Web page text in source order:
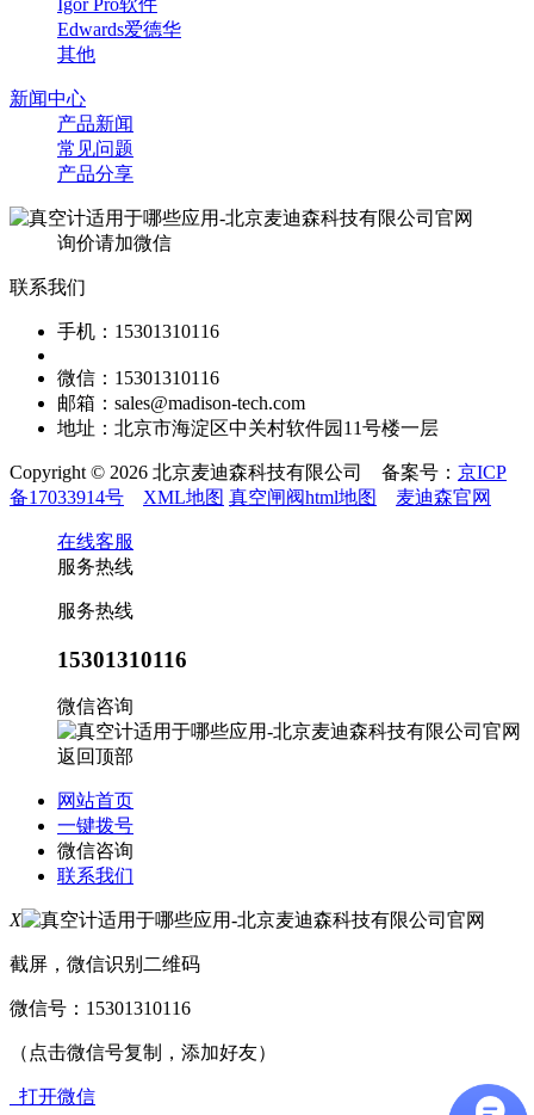
Edwards爱德华
其他
新闻中心
产品新闻
常见问题
产品分享
询价请加微信
联系我们
手机：15301310116
微信：15301310116
邮箱：sales@madison-tech.com
地址：北京市海淀区中关村软件园11号楼一层
Copyright © 2026 北京麦迪森科技有限公司 备案号： 京ICP
备17033914号
XML地图 真空闸阀html地图 麦迪森官网
在线客服
服务热线
服务热线
15301310116
微信咨询
返回顶部
网站首页
一键拨号
微信咨询
联系我们
X
截屏，微信识别二维码
微信号： 15301310116
（点击微信号复制，添加好友）
打开微信